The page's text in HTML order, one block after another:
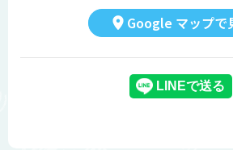
Google マップで